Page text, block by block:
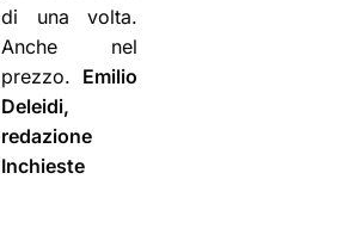
di una volta.
Anche nel
prezzo. Emilio
Deleidi,
redazione
Inchieste